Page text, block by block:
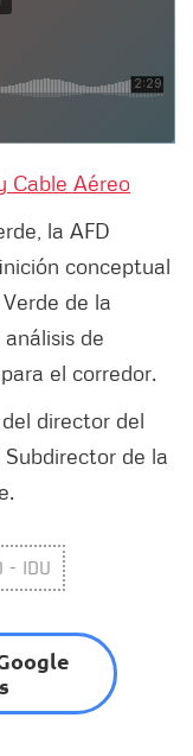
Cable Aéreo
la AFD
conceptual
de la
de
el corredor.
director del
de la
- IDU